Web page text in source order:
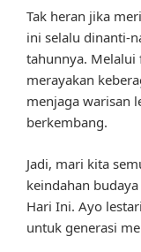
Tak heran jika
ini selalu dinanti-
tahunnya. Melalui
merayakan
menjaga warisan
berkembang.
Jadi, mari kita
keindahan
Hari Ini. Ayo
untuk generasi